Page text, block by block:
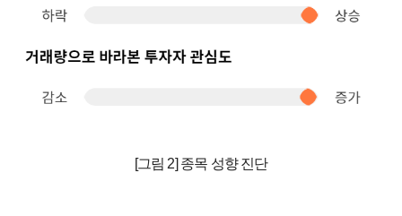
[그림 2] 종목 성향 진단